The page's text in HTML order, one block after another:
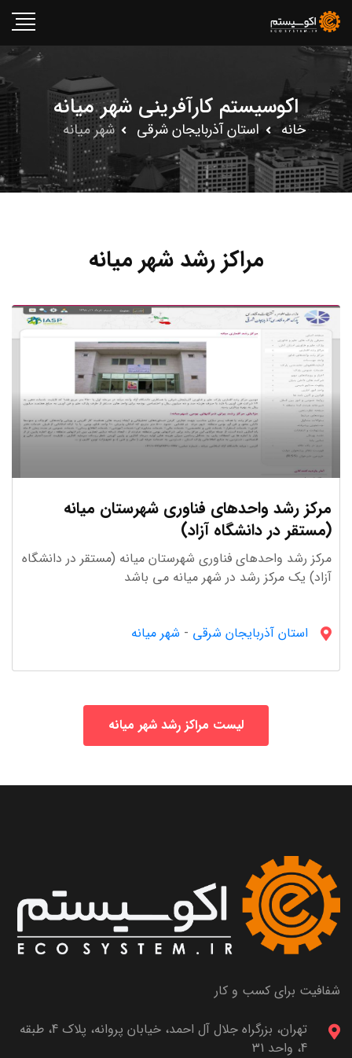
اکوسیستم کارآفرینی شهر میانه
خانه استان آذربايجان شرقى شهر میانه
مراکز رشد شهر میانه
مرکز رشد واحدهای فناوری شهرستان میانه
(مستقر در دانشگاه آزاد)
مرکز رشد واحدهای فناوری شهرستان میانه (مستقر در دانشگاه
آزاد) یک مرکز رشد در شهر میانه می باشد
استان آذربايجان شرقى - شهر میانه
لیست مراکز رشد شهر میانه
شفافیت برای کسب و کار
تهران، بزرگراه جلال آل احمد، خیابان پروانه، پلاک 4، طبقه
4، واحد 31